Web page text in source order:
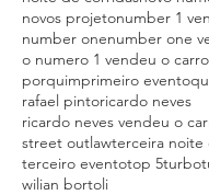
novos projetonumber 1
number onenumber one
o numero 1 vendeu o carro
porquimprimeiro evento
rafael pintoricardo neves
ricardo neves vendeu o
street outlawterceira noite
terceiro eventotop 5turbo
wilian bortoli